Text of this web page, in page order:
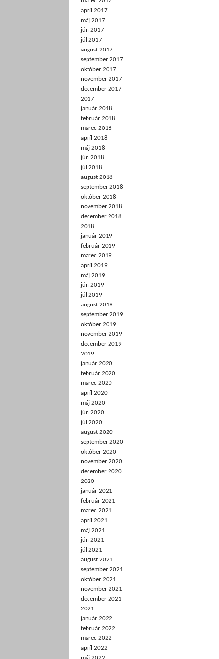
apríl 2017
máj 2017
jún 2017
júl 2017
august 2017
september 2017
október 2017
november 2017
december 2017
2017
január 2018
február 2018
marec 2018
apríl 2018
máj 2018
jún 2018
júl 2018
august 2018
september 2018
október 2018
november 2018
december 2018
2018
január 2019
február 2019
marec 2019
apríl 2019
máj 2019
jún 2019
júl 2019
august 2019
september 2019
október 2019
november 2019
december 2019
2019
január 2020
február 2020
marec 2020
apríl 2020
máj 2020
jún 2020
júl 2020
august 2020
september 2020
október 2020
november 2020
december 2020
2020
január 2021
február 2021
marec 2021
apríl 2021
máj 2021
jún 2021
júl 2021
august 2021
september 2021
október 2021
november 2021
december 2021
2021
január 2022
február 2022
marec 2022
apríl 2022